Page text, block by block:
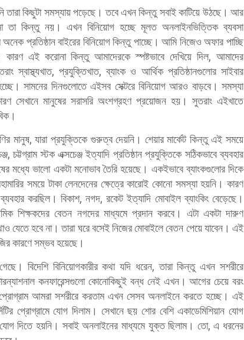
তারা কিছুটা সমস্যায় পড়েছে। তবে এখন কিন্তু সবাই কাটিয়ে উঠছে। আর
তা কিন্তু নয়। এখন বিনিয়োগ হচ্ছে মূলত অনলাইনভিত্তিক ব্যবসা
অনেক প্রতিষ্ঠান বাইরের বিনিয়োগ কিন্তু পাচ্ছে। আমি নিজেও অফার পাচ্ছি
কারণ এই করোনা কিন্তু আমাদেরকে স্পষ্টভাবে দেখিয়ে দিল, আমাদের
স্বাস্থ্যখাত, প্রযুক্তিখাত, ব্যাংক ও আর্থিক প্রতিষ্ঠানগুলোর সাইবার
সামনের দিনগুলোতে এইসব সেক্টরে বিনিয়োগ আরও বাড়বে। সমস্যা
সেখানে মানুষের সরাসরি অংশগ্রহণ প্রয়োজন হয়। সুতরাং এইখাতে
মানুষ, যারা প্রযুক্তিকে গুরুত্ব দেয়নি। শেয়ার মার্কেট কিন্তু এই সময়ে
চট্টগ্রাম স্টক এক্সচেঞ্জ ইত্যাদি প্রতিষ্ঠান প্রযুক্তিকে সঠিকভাবে ব্যবহার
মধ্যে ভালো একটা মনোভাব তৈরি হয়েছে। একইভাবে ব্যাংকগুলোর দিকে
সময়ে টাকা লেনদেনের ক্ষেত্রে কারোই কোনো সমস্যা হয়নি। কারণ
করছিল। বিকাশ, নগদ, রকেট ইত্যাদি মোবাইল ব্যাংকিং বেড়েছে।
শিক্ষকদের বেতন নগদের মাধ্যমে প্রদান করবে। এটা একটা দারুণ
হবে না। তারা ঘরে বসেই নিজের মোবাইলে বেতন পেয়ে যাবেন। এই
কারণে সম্ভব হয়েছে।
বিদেশি বিনিয়োগকারীর কথা যদি ধরেন, তারা কিন্তু এখন সশরীরে
কনফারেন্সগুলো কোনোকিছুই বন্ধ নেই এখন। আগের চেয়ে বরং
আমরা সশরীরে করতাম এখন সেসব অনলাইনে করতে হচ্ছে। এই
প্রোগ্রামে যোগ দিলাম। সেখানে ছয় শোর বেশি একাডেমিশিয়ান যোগ
দিতে হয়নি। সবাই অনলাইনের মাধ্যমে যুক্ত ছিলাম। তো, এ ধরনের